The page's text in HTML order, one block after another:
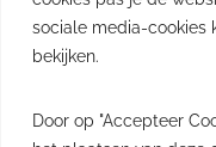
sociale media-cookies
bekijken.
Door op "Accepteer
Uitschrijven kan altijd.